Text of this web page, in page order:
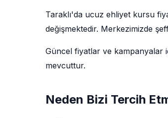
Taraklı'da ucuz ehliyet kursu
değişmektedir. Merkezimizde
Güncel fiyatlar ve kampanyalar
mevcuttur.
Neden Bizi Tercih